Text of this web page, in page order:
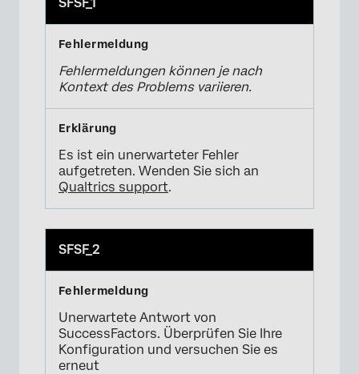
Fehlermeldungen können je nach
Kontext des Problems variieren.
Es ist ein unerwarteter Fehler
aufgetreten. Wenden Sie sich an
Qualtrics support.
SFSF_2
Unerwartete Antwort von
SuccessFactors. Überprüfen Sie Ihre
Konfiguration und versuchen Sie es
erneut